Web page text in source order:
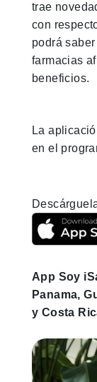
trae
con
podrá
farmacias
beneficios.
La
en el
App Soy
Panama,
y Costa